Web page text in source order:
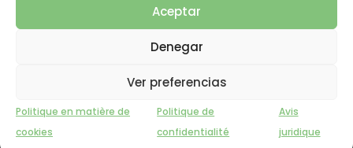
Aceptar
Denegar
Ver preferencias
Politique en matière de
cookies
Politique de
confidentialité
Avis
juridique
Les personnes allergiques dorment-elles moins bien ?